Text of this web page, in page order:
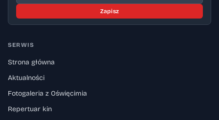
Zapisz
SERWIS
Strona główna
Aktualności
Fotogaleria z Oświęcimia
Repertuar kin